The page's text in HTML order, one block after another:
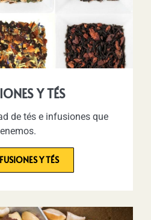
Y TÉS
de tés e infusiones que
Y TÉS